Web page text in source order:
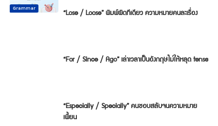
Common
Mistake
“Lose / Loose” พิมพ์ผิดทีเดียว ความหมายคนละเรื่อง
Common
Mistake
“For / Since / Ago” เล่าเวลาเป็นอังกฤษไม่ให้หลุด tense
Common
Mistake
“Especially / Specially” คนชอบสลับจนความหมาย
เพี้ยน
Conversation
Grammar
Grammar